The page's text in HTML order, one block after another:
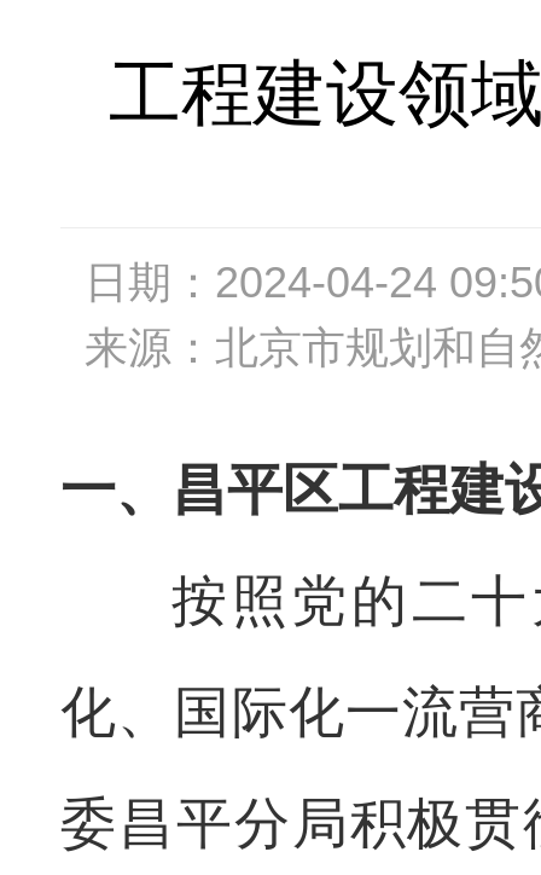
工程建设领
日期： 2024-04-24
来源： 北京市规划和自
一、昌平区工程建
按照党的二
化、国际化一流营
委昌平分局积极